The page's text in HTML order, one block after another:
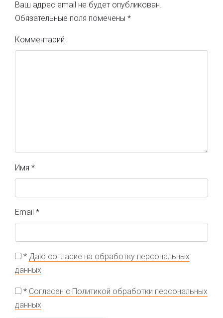
Ваш адрес email не будет опубликован.
Обязательные поля помечены *
Комментарий
Имя *
Email *
* Даю согласие на обработку персональных
данных
* Согласен с Политикой обработки персональных
данных